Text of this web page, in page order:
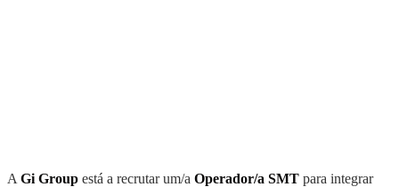
A Gi Group está a recrutar um/a Operador/a SMT para integrar